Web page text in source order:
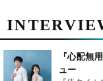
『心配無
ュー